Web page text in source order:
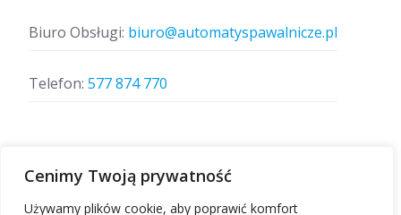
Cenimy Twoją prywatność
Używamy plików cookie, aby poprawić komfort
Biuro Obsługi: biuro@automatyspawalnicze.pl
Telefon: 577 874 770